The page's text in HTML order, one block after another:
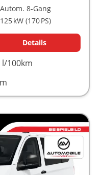
Autom. 8-Gang
125 kW (170 PS)
Details
l/100km